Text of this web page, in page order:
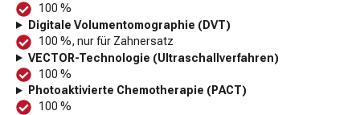
100 %
Digitale Volumentomographie (DVT)
100 %, nur für Zahnersatz
VECTOR-Technologie (Ultraschallverfahren)
100 %
Photoaktivierte Chemotherapie (PACT)
100 %